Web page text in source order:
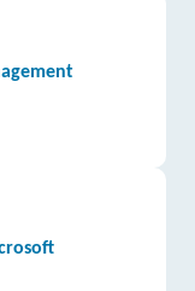
21, 83435